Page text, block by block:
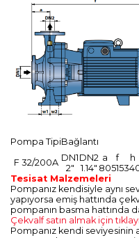
Pompa TipiBağlantı
F 32/200A DN1 DN2 a f h
2"
1.14" 80515
Tesisat Malzemeleri
Pompanız kendisiyle aynı
yapıyorsa emiş hattında
pompanın basma hattında
Çekvalf satın almak için
Pompanız kendi seviyesinin